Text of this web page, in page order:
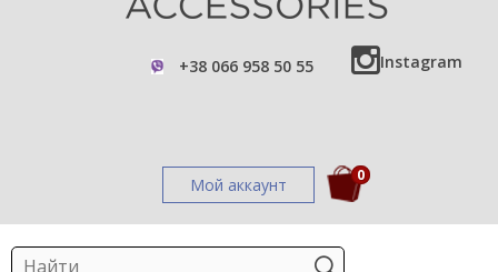
Мой аккаунт
+38 066 958 50 55 Instagram
0